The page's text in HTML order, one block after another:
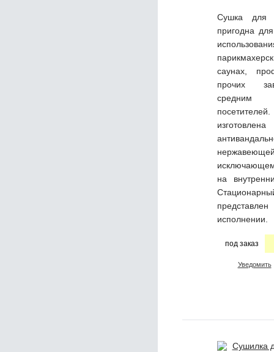
Сушка для
пригодна
саунах,
прочих
на
исполнении.
под заказ
Уведомить